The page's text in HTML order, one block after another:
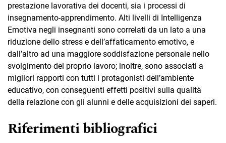
prestazione lavorativa dei docenti, sia i processi di
insegnamento-apprendimento. Alti livelli di Intelligenza
Emotiva negli insegnanti sono correlati da un lato a una
riduzione dello stress e dell’affaticamento emotivo, e
dall’altro ad una maggiore soddisfazione personale nello
svolgimento del proprio lavoro; inoltre, sono associati a
migliori rapporti con tutti i protagonisti dell’ambiente
educativo, con conseguenti effetti positivi sulla qualità
della relazione con gli alunni e delle acquisizioni dei saperi.
Riferimenti bibliografici